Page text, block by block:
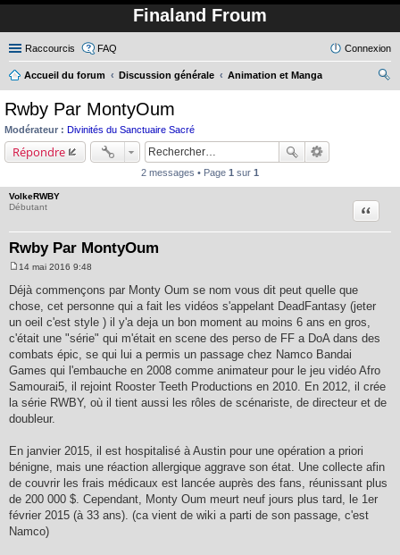
Finaland Froum
Raccourcis FAQ Connexion
Accueil du forum Discussion générale
Animation et Manga
Rwby Par MontyOum
Modérateur : Divinités du Sanctuaire Sacré
Répondre
2 messages • Page 1 sur 1
VolkeRWBY
Débutant
Rwby Par MontyOum
Citation
e
s
s
g
e
14 mai 2016 9:48
Déjà commençons par Monty Oum se nom vous dit peut quelle que
chose, cet personne qui a fait les vidéos s'appelant DeadFantasy (jeter
un oeil c'est style ) il y'a deja un bon moment au moins 6 ans en gros,
c'était une "série" qui m'était en scene des perso de FF a DoA dans des
combats épic, se qui lui a permis un passage chez Namco Bandai
Games qui l'embauche en 2008 comme animateur pour le jeu vidéo Afro
Samourai5, il rejoint Rooster Teeth Productions en 2010. En 2012, il crée
la série RWBY, où il tient aussi les rôles de scénariste, de directeur et de
doubleur.
En janvier 2015, il est hospitalisé à Austin pour une opération a priori
bénigne, mais une réaction allergique aggrave son état. Une collecte afin
de couvrir les frais médicaux est lancée auprès des fans, réunissant plus
de 200 000 $. Cependant, Monty Oum meurt neuf jours plus tard, le 1er
février 2015 (à 33 ans). (ca vient de wiki a parti de son passage, c'est
Namco)